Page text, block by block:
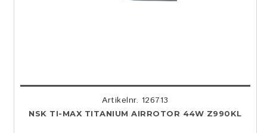
Artikelnr. 126713
NSK TI-MAX TITANIUM AIRROTOR 44W Z990KL